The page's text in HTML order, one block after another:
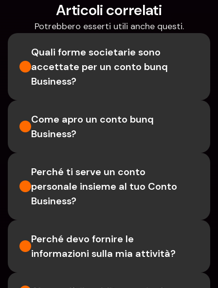
Articoli correlati
Potrebbero esserti utili anche questi.
Quali forme societarie sono
accettate per un conto bunq
Business?
Come apro un conto bunq
Business?
Perché ti serve un conto
personale insieme al tuo Conto
Business?
Perché devo fornire le
informazioni sulla mia attività?